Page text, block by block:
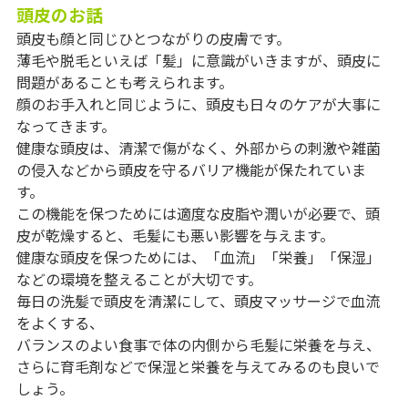
頭皮のお話
頭皮も顔と同じひとつながりの皮膚です。
薄毛や脱毛といえば「髪」に意識がいきますが、頭皮に
問題があることも考えられます。
顔のお手入れと同じように、頭皮も日々のケアが大事に
なってきます。
健康な頭皮は、清潔で傷がなく、外部からの刺激や雑菌
の侵入などから頭皮を守るバリア機能が保たれていま
す。
この機能を保つためには適度な皮脂や潤いが必要で、頭
皮が乾燥すると、毛髪にも悪い影響を与えます。
健康な頭皮を保つためには、「血流」「栄養」「保湿」
などの環境を整えることが大切です。
毎日の洗髪で頭皮を清潔にして、頭皮マッサージで血流
をよくする、
バランスのよい食事で体の内側から毛髪に栄養を与え、
さらに育毛剤などで保湿と栄養を与えてみるのも良いで
しょう。